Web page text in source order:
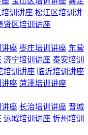
训讲座 松江区培训讲
贤区培训讲座
讲座 枣庄培训讲座 东营
济宁培训讲座 泰安培训
培训讲座 临沂培训讲座
座 菏泽培训讲座
讲座 长治培训讲座 晋城
运城培训讲座 忻州培训